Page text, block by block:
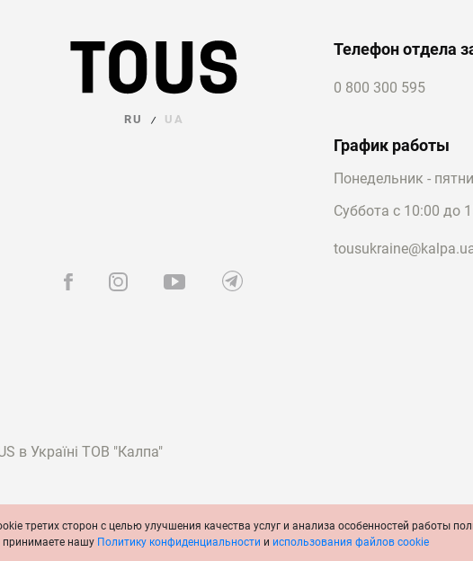
RU / UA
Телефон отдела
0 800 300 595
График работы
Понедельник -
Суббота с 10:00 до
в Україні ТОВ "Калпа"
Политика конфиденциальности Политика cookie Официальное сообщение
третих сторон с целью улучшения качества услуг и анализа особенностей работы
принимаете нашу Политику конфиденциальности и использования файлов cookie